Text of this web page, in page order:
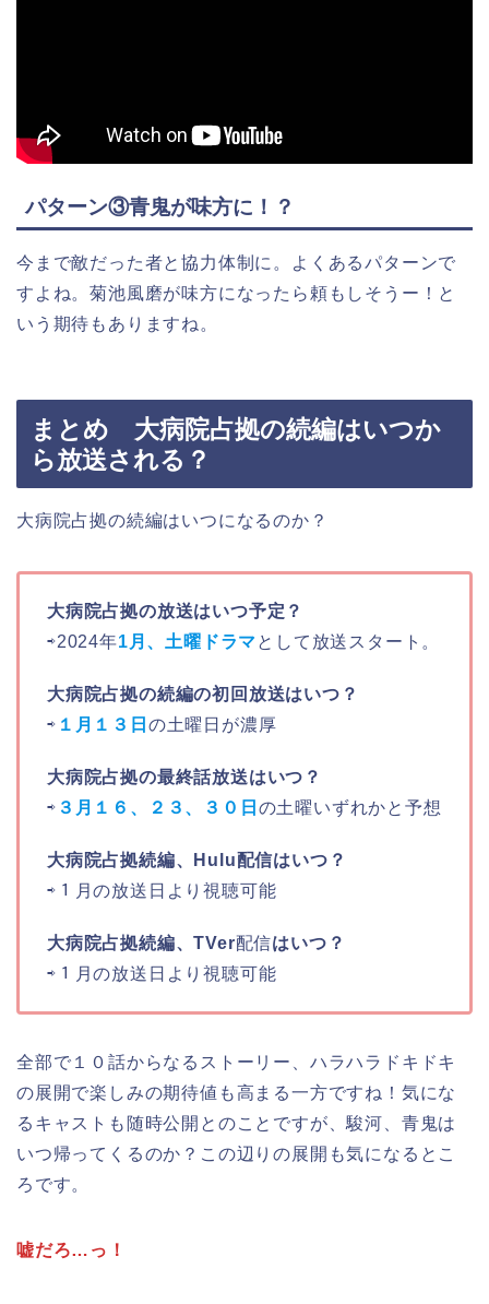
パターン③青鬼が味方に！？
今まで敵だった者と協力体制に。よくあるパターンで
すよね。菊池風磨が味方になったら頼もしそうー！と
いう期待もありますね。
まとめ 大病院占拠の続編はいつか
ら放送される？
大病院占拠の続編はいつになるのか？
大病院占拠の放送はいつ予定？
⇨2024年1月、土曜ドラマ として放送スタート。
大病院占拠の続編の初回放送はいつ？
⇨ １月１３日 の土曜日が濃厚
大病院占拠の最終話放送はいつ？
⇨ ３月１６、２３、３０日 の土曜いずれかと予想
大病院占拠続編、Hulu配信はいつ？
⇨１月の放送日より視聴可能
大病院占拠続編、TVer配信はいつ？
⇨１月の放送日より視聴可能
全部で１０話からなるストーリー、ハラハラドキドキ
の展開で楽しみの期待値も高まる一方ですね！気にな
るキャストも随時公開とのことですが、駿河、青鬼は
いつ帰ってくるのか？この辺りの展開も気になるとこ
ろです。
嘘だろ…っ！